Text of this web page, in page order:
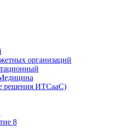
организаций
решения ИТСааС)
8